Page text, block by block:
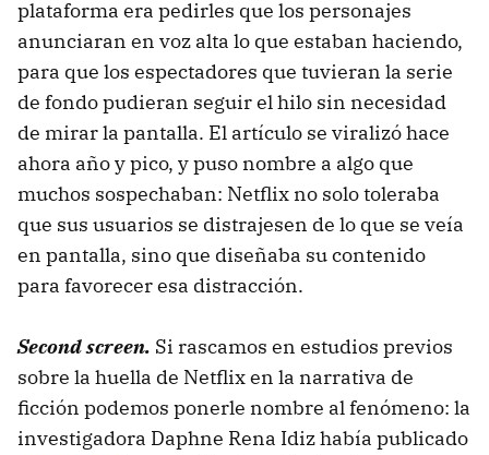
plataforma era pedirles que los personajes
anunciaran en voz alta lo que estaban haciendo,
para que los espectadores que tuvieran la serie
de fondo pudieran seguir el hilo sin necesidad
de mirar la pantalla. El artículo se viralizó hace
ahora año y pico, y puso nombre a algo que
muchos sospechaban: Netflix no solo toleraba
que sus usuarios se distrajesen de lo que se veía
en pantalla, sino que diseñaba su contenido
para favorecer esa distracción.
Second screen. Si rascamos en estudios previos
sobre la huella de Netflix en la narrativa de
ficción podemos ponerle nombre al fenómeno: la
investigadora Daphne Rena Idiz había publicado